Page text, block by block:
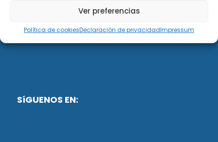
Ver preferencias
Política de cookiesDeclaración de privacidadImpressum
SíGUENOS EN: